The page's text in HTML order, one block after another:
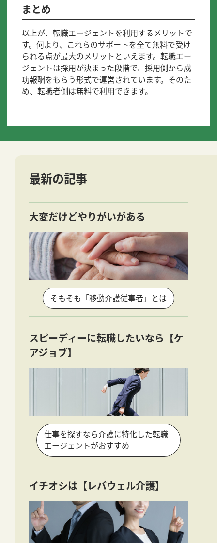
まとめ
以上が、転職エージェントを利用するメリットで
す。何より、これらのサポートを全て無料で受け
られる点が最大のメリットといえます。転職エー
ジェントは採用が決まった段階で、採用側から成
功報酬をもらう形式で運営されています。そのた
め、転職者側は無料で利用できます。
最新の記事
大変だけどやりがいがある
そもそも「移動介護従事者」とは
スピーディーに転職したいなら【ケ
アジョブ】
仕事を探すなら介護に特化した転職
エージェントがおすすめ
イチオシは【レバウェル介護】